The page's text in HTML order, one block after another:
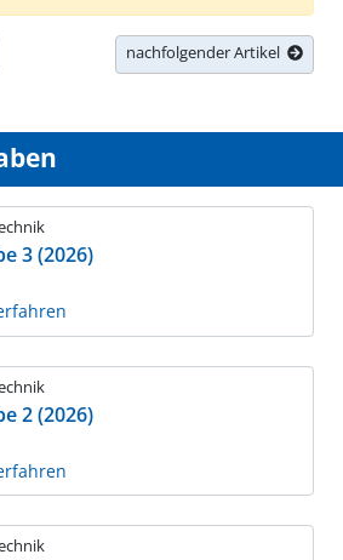
nachfolgender Artikel
3 (2026)
2 (2026)